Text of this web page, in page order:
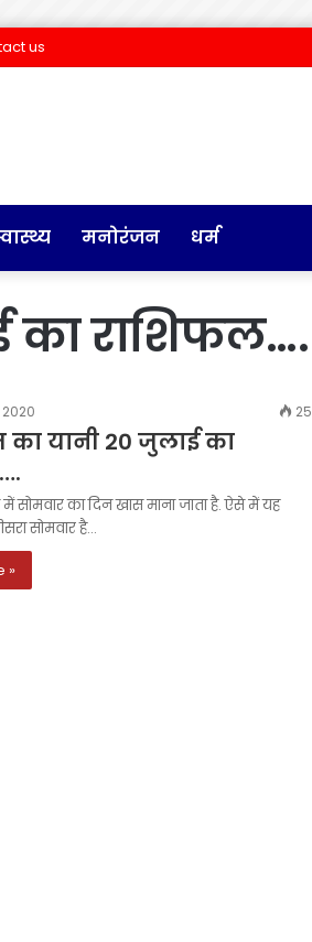
us
मनोरंजन धर्म
का राशिफल….
25
यानी 20 जुलाई का
सोमवार का दिन खास माना जाता है. ऐसे में यह
सोमवार है…
»